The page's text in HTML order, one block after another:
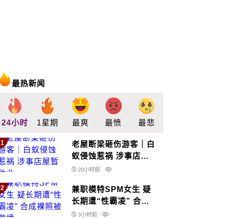
最热新闻
24小时 1星期 最爽 最愤 最悲
1
老屋断梁砸伤游客｜白
蚁侵蚀惹祸 涉事店屋
暂休业
20小时前
2
兼职模特SPM女生 疑
长期遭“性霸凌” 合成
裸照被散播
3小时前